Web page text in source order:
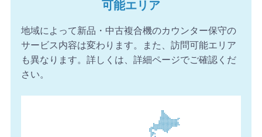
を頂きました。ありがとうございます。
2026年8月6日 16:54
【千葉県】複合機 Canon 導入のお問い合わせを頂きまし
た。ありがとうございます。
2026年8月6日 16:02
【埼玉県】コピー機 SHARP 導入のお問い合わせを頂きま
可能エリア
地域によって新品・中古複合機のカウンター保守の
サービス内容は変わります。また、訪問可能エリア
も異なります。詳しくは、詳細ページでご確認くだ
さい。